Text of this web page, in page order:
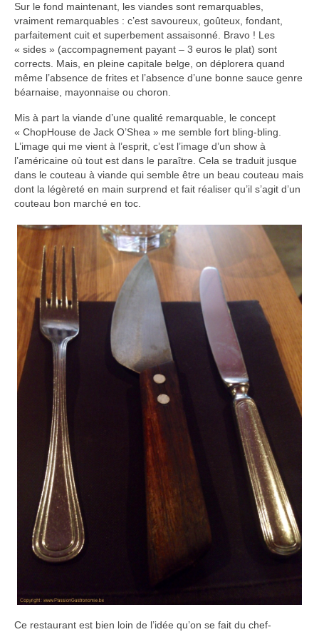
Sur le fond maintenant, les viandes sont remarquables,
vraiment remarquables : c’est savoureux, goûteux, fondant,
parfaitement cuit et superbement assaisonné. Bravo ! Les
« sides » (accompagnement payant – 3 euros le plat) sont
corrects. Mais, en pleine capitale belge, on déplorera quand
même l’absence de frites et l’absence d’une bonne sauce genre
béarnaise, mayonnaise ou choron.
Mis à part la viande d’une qualité remarquable, le concept
« ChopHouse de Jack O’Shea » me semble fort bling-bling.
L’image qui me vient à l’esprit, c’est l’image d’un show à
l’américaine où tout est dans le paraître. Cela se traduit jusque
dans le couteau à viande qui semble être un beau couteau mais
dont la légèreté en main surprend et fait réaliser qu’il s’agit d’un
couteau bon marché en toc.
Ce restaurant est bien loin de l’idée qu’on se fait du chef-